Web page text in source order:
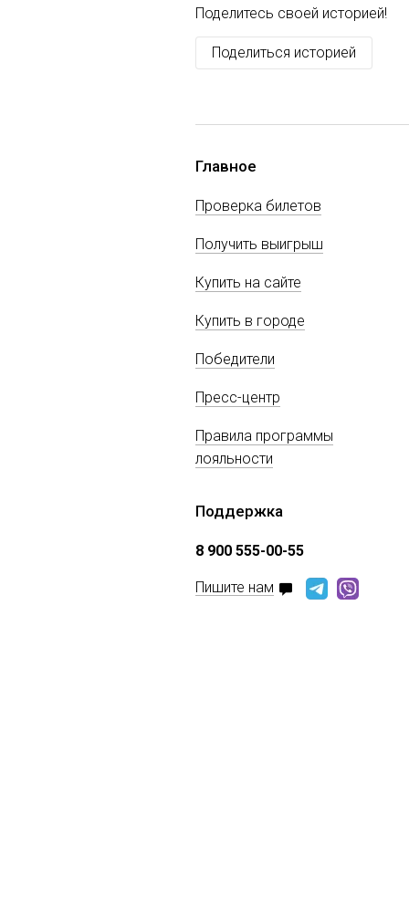
Поделитесь своей историей!
Поделиться историей
Главное
Проверка билетов
Получить выигрыш
Купить на сайте
Купить в городе
Победители
Пресс-центр
Правила программы
лояльности
Поддержка
8 900 555-00-55
Пишите нам